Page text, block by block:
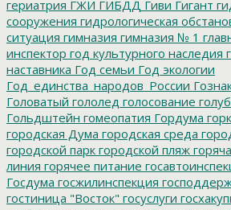
гериатрия ГЖИ ГИБДД Гиви Гигант
сооружения гидрологическая
ситуация гимназия гимназия № 1
инспектор год культурного наследия
наставника Год семьи Год экологии
Год_единства_народов_России
Головатый гололед голосование
Гольдштейн гомеопатия Гордума
городская Дума городская среда
городской парк городской пляж
линия горячее питание
Госдума госжилинспекция
гостиница "Восток" госуслуги